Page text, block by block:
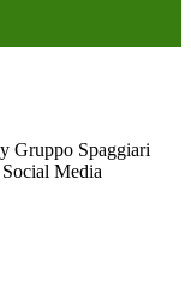
Gruppo Spaggiari
Media